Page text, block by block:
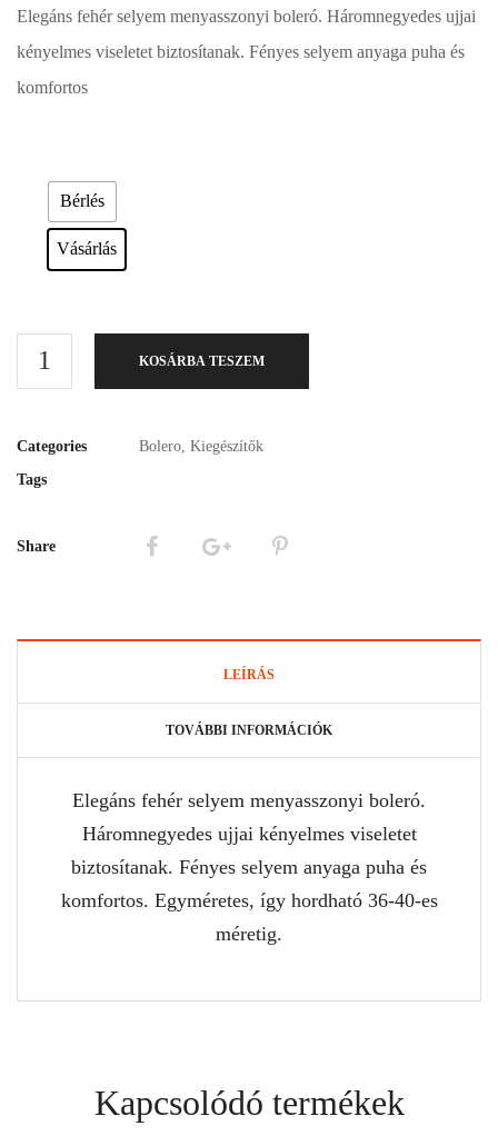
Elegáns fehér selyem menyasszonyi boleró. Háromnegyedes ujjai
kényelmes viseletet biztosítanak. Fényes selyem anyaga puha és
komfortos
Bérlés
Vásárlás
KOSÁRBA TESZEM
Categories Bolero Kiegészítők
Tags
Share
LEÍRÁS
TOVÁBBI INFORMÁCIÓK
Elegáns fehér selyem menyasszonyi boleró.
Háromnegyedes ujjai kényelmes viseletet
biztosítanak. Fényes selyem anyaga puha és
komfortos. Egyméretes, így hordható 36-40-es
méretig.
Kapcsolódó termékek